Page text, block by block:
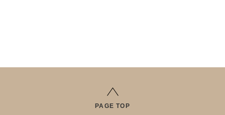
PAGE TOP